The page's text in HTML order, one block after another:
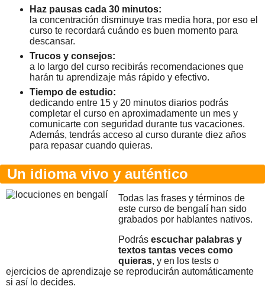
Haz pausas cada 30 minutos:
la concentración disminuye tras media hora, por eso el
curso te recordará cuándo es buen momento para
descansar.
Trucos y consejos:
a lo largo del curso recibirás recomendaciones que
harán tu aprendizaje más rápido y efectivo.
Tiempo de estudio:
dedicando entre 15 y 20 minutos diarios podrás
completar el curso en aproximadamente un mes y
comunicarte con seguridad durante tus vacaciones.
Además, tendrás acceso al curso durante diez años
para repasar cuando quieras.
Un idioma vivo y auténtico
Todas las frases y términos de
este curso de bengalí han sido
grabados por hablantes nativos.
Podrás escuchar palabras y
textos tantas veces como
quieras, y en los tests o
ejercicios de aprendizaje se reproducirán automáticamente
si así lo decides.